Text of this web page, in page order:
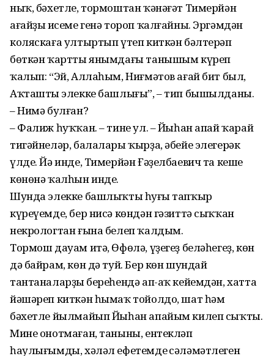
ныҡ, бәхетле, тормоштан ҡәнәғәт Тимерйән
ағайҙың исеме генә тороп ҡалғайны. Эргәмдән
коляскаға ултыртып үтеп киткән бәлтерәп
бөткән ҡартты янымдағы танышым күреп
ҡалып: “Эй, Аллаһым, Ниғмәтов ағай бит был,
Аҡташтың элекке башлығы”, – тип бышылданы.
– Нимә булған?
– Фалиж һуҡҡан. – тине ул. – Йыһан апай ҡарай
тигәйнеләр, балалары ҡырҙа, әбейе элегерәк
үлде. Йә инде, Тимерйән Ғәҙелбаевич та кеше
көнөнә ҡалһын инде.
Шунда элекке башлыҡты һуңғы тапҡыр
күреүемде, бер нисә көндән гәзиттә сыҡҡан
некрологтан ғына белеп ҡалдым.
Тормош дауам итә, Өфөлә, үҙегеҙ беләһегеҙ, көн
дә байрам, көн дә туй. Бер көн шундай
тантаналарҙың береһендә ап-аҡ кейемдән, хатта
йәшәреп киткән һымаҡ тойолдо, шат һәм
бәхетле йылмайып Йыһан апайым килеп сыҡты.
Мине онотмаған, таныны, ентекләп
һаулығымды, хәләл ефетемдең сәләмәтлеген